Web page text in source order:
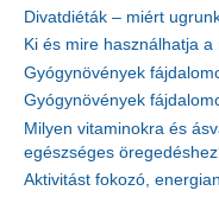
Divatdiéták – miért
Ki és mire használhatja
Gyógynövények
Gyógynövények
Milyen vitaminokra és
egészséges
Aktivitást fokozó,